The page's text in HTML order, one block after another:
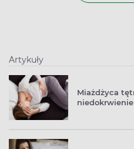
Kiedy jeszcze wykonuje się
Artykuły
Miażdżyca